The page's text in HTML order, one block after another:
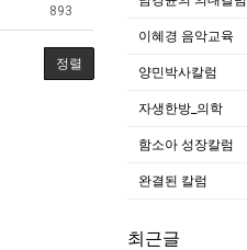
893
정렬
이혜경 음악교육
양민박사칼럼
자생한방_의학
함소아 성장칼럼
완결된 칼럼
최근글